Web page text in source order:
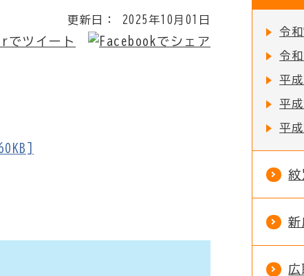
更新日： 2025年10月01日
令
令
平
平
平
紋
新
広